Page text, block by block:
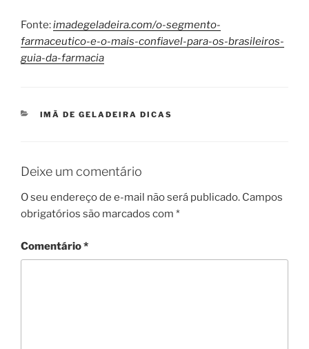
Fonte:imadegeladeira.com/o-segmento-
farmaceutico-e-o-mais-confiavel-para-os-brasileiros-
guia-da-farmacia
CATEGORIAS
IMÃ DE GELADEIRA DICAS
Deixe um comentário
O seu endereço de e-mail não será publicado. Campos
obrigatórios são marcados com *
Comentário*